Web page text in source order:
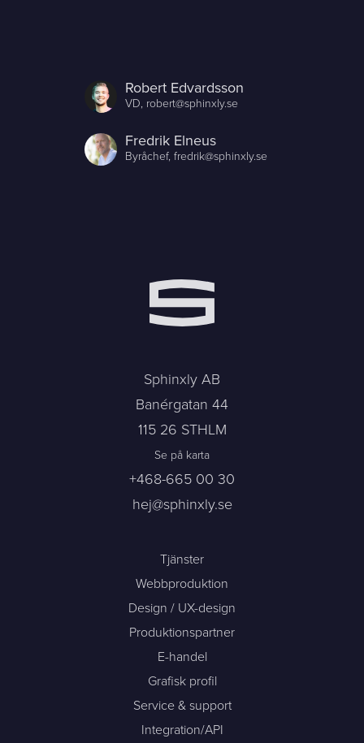
Robert Edvardsson
VD, robert@sphinxly.se
Fredrik Elneus
Byråchef,fredrik@sphinxly.se
Sphinxly AB
Banérgatan 44
115 26 STHLM
Se på karta
+468-665 00 30
hej@sphinxly.se
Tjänster
Webbproduktion
Design / UX-design
Produktionspartner
E-handel
Grafisk profil
Service & support
Integration/API